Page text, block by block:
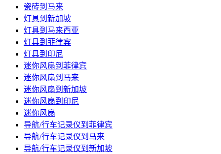
瓷砖到马来
灯具到新加坡
灯具到马来西亚
灯具到菲律宾
灯具到印尼
迷你风扇到菲律宾
迷你风扇到马来
迷你风扇到新加坡
迷你风扇到印尼
迷你风扇
导航/行车记录仪到菲律宾
导航/行车记录仪到马来
导航/行车记录仪到新加坡